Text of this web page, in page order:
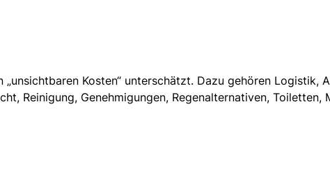
Kosten“ unterschätzt. Dazu gehören Logistik,
Reinigung, Genehmigungen, Regenalternativen,